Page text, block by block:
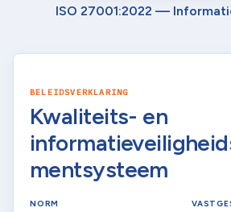
ISO 27001:2022 —
BELEIDSVERKLARING
Kwaliteits- en
mentsysteem
NORM